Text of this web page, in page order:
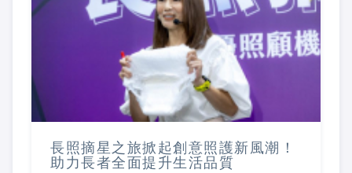
長照摘星之旅掀起創意照護新風潮！
助力長者全面提升生活品質